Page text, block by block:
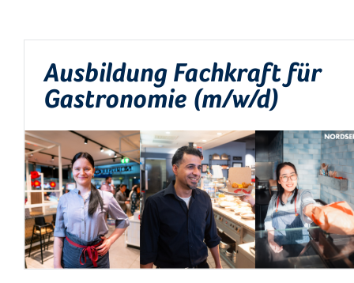
Ausbildung Fachkraft für
Gastronomie (m/w/d)